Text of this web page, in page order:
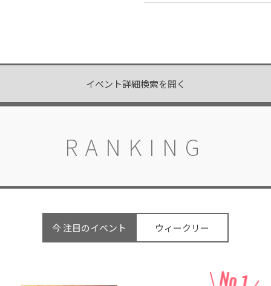
イベント詳細検索を開く
RANKING
今 注目のイベント ウィークリー
開催中